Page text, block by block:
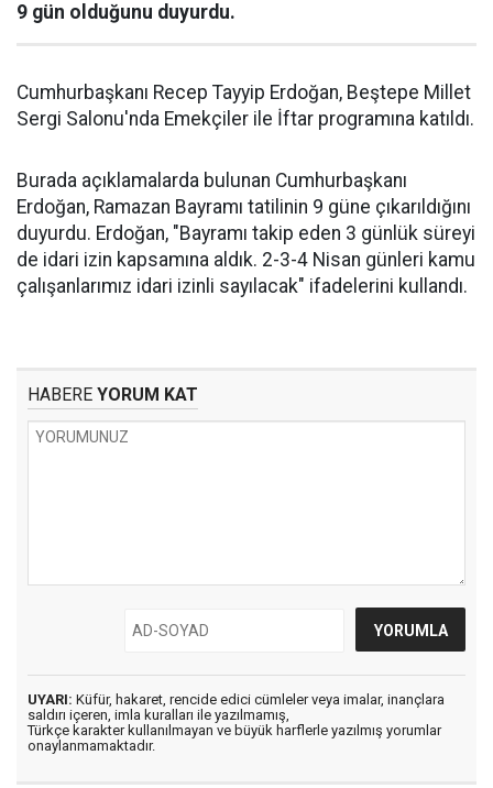
9 gün olduğunu duyurdu.
Cumhurbaşkanı Recep Tayyip Erdoğan, Beştepe Millet
Sergi Salonu'nda Emekçiler ile İftar programına katıldı.
Burada açıklamalarda bulunan Cumhurbaşkanı
Erdoğan, Ramazan Bayramı tatilinin 9 güne çıkarıldığını
duyurdu. Erdoğan, "Bayramı takip eden 3 günlük süreyi
de idari izin kapsamına aldık. 2-3-4 Nisan günleri kamu
çalışanlarımız idari izinli sayılacak" ifadelerini kullandı.
HABERE YORUM KAT
UYARI: Küfür, hakaret, rencide edici cümleler veya imalar, inançlara
saldırı içeren, imla kuralları ile yazılmamış,
Türkçe karakter kullanılmayan ve büyük harflerle yazılmış yorumlar
onaylanmamaktadır.